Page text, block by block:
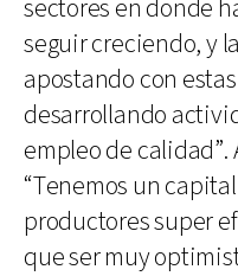
sectores en donde
seguir creciendo, y
apostando con
desarrollando
empleo de calidad”.
“Tenemos un
productores super
que ser muy